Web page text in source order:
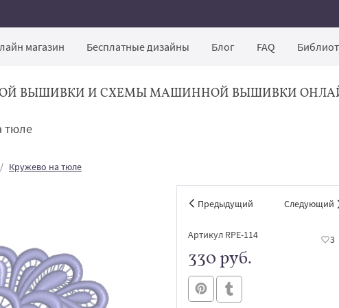
магазин Бесплатные дизайны Блог FAQ
ВЫШИВКИ И СХЕМЫ МАШИННОЙ ВЫШИВКИ
тюле
Кружево на тюле
Предыдущий Следующий
Артикул RPE-114 3
330 руб.